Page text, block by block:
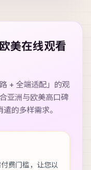
美在线观看
+ 全端适配」的观
亚洲与欧美高口碑
的多样需求。
费门槛，让您以